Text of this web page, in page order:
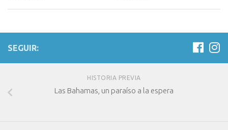
SEGUIR:
HISTORIA PREVIA
Las Bahamas, un paraíso a la espera